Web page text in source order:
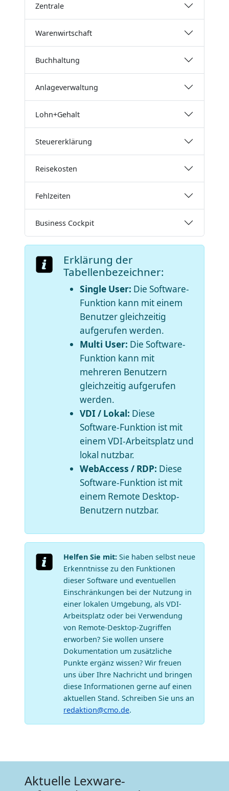
Zentrale
Warenwirtschaft
Buchhaltung
Anlageverwaltung
Lohn+Gehalt
Steuererklärung
Reisekosten
Fehlzeiten
Business Cockpit
Erklärung der
Tabellenbezeichner:
Single User: Die Software-
Funktion kann mit einem
Benutzer gleichzeitig
aufgerufen werden.
Multi User: Die Software-
Funktion kann mit
mehreren Benutzern
gleichzeitig aufgerufen
werden.
VDI / Lokal: Diese
Software-Funktion ist mit
einem VDI-Arbeitsplatz und
lokal nutzbar.
WebAccess / RDP: Diese
Software-Funktion ist mit
einem Remote Desktop-
Benutzern nutzbar.
Helfen Sie mit: Sie haben selbst neue
Erkenntnisse zu den Funktionen
dieser Software und eventuellen
Einschränkungen bei der Nutzung in
einer lokalen Umgebung, als VDI-
Arbeitsplatz oder bei Verwendung
von Remote-Desktop-Zugriffen
erworben? Sie wollen unsere
Dokumentation um zusätzliche
Punkte ergänz wissen? Wir freuen
uns über Ihre Nachricht und bringen
diese Informationen gerne auf einen
aktuellen Stand. Schreiben Sie uns an
redaktion@cmo.de.
Aktuelle Lexware-